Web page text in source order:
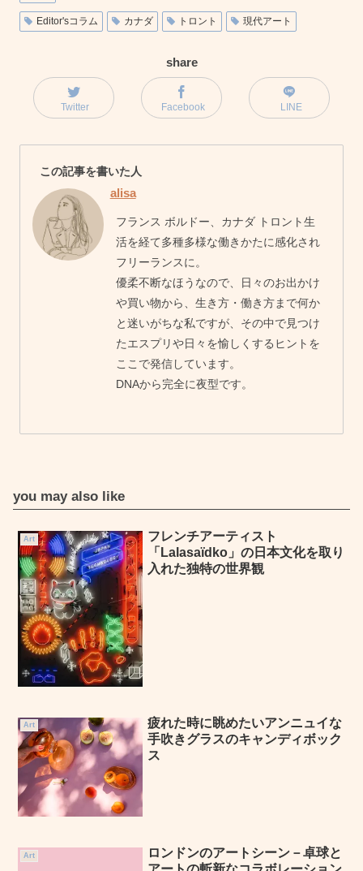
Editor'sコラム カナダ トロント 現代アート
share
Twitter Facebook LINE
この記事を書いた人
alisa
フランス ボルドー、カナダ トロント生
活を経て多種多様な働きかたに感化され
フリーランスに。
優柔不断なほうなので、日々のお出かけ
や買い物から、生き方・働き方まで何か
と迷いがちな私ですが、その中で見つけ
たエスプリや日々を愉しくするヒントを
ここで発信しています。
DNAから完全に夜型です。
you may also like
Art
フレンチアーティスト
「Lalasaïdko」の日本文化を取り
入れた独特の世界観
Art
疲れた時に眺めたいアンニュイな
手吹きグラスのキャンディボック
ス
Art
ロンドンのアートシーン－卓球と